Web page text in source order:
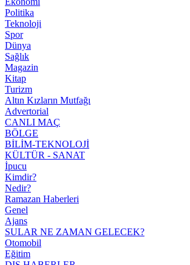
Politika
Teknoloji
Spor
Dünya
Sağlık
Magazin
Kitap
Turizm
Altın Kızların Mutfağı
Advertorial
CANLI MAÇ
BÖLGE
BİLİM-TEKNOLOJİ
KÜLTÜR - SANAT
İpucu
Kimdir?
Nedir?
Ramazan Haberleri
Genel
Ajans
SULAR NE ZAMAN GELECEK?
Otomobil
Eğitim